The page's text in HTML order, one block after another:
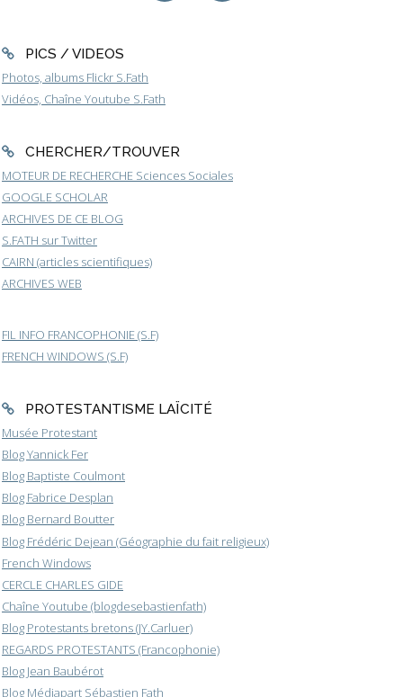
PICS / VIDEOS
Photos, albums Flickr S.Fath
Vidéos, Chaîne Youtube S.Fath
CHERCHER/TROUVER
MOTEUR DE RECHERCHE Sciences Sociales
GOOGLE SCHOLAR
ARCHIVES DE CE BLOG
S.FATH sur Twitter
CAIRN (articles scientifiques)
ARCHIVES WEB
FIL INFO FRANCOPHONIE (S.F)
FRENCH WINDOWS (S.F)
PROTESTANTISME LAÏCITÉ
Musée Protestant
Blog Yannick Fer
Blog Baptiste Coulmont
Blog Fabrice Desplan
Blog Bernard Boutter
Blog Frédéric Dejean (Géographie du fait religieux)
French Windows
CERCLE CHARLES GIDE
Chaîne Youtube (blogdesebastienfath)
Blog Protestants bretons (JY.Carluer)
REGARDS PROTESTANTS (Francophonie)
Blog Jean Baubérot
Blog Médiapart Sébastien Fath